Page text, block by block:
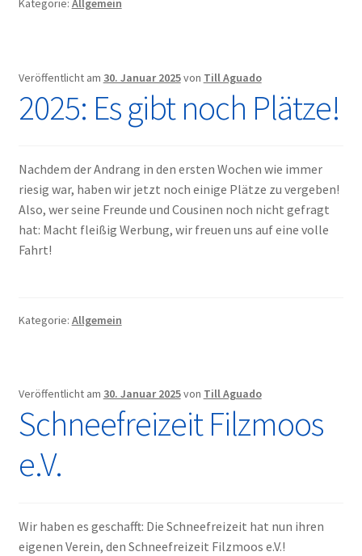
Kategorie: Allgemein
Veröffentlicht am 30. Januar 2025von Till Aguado
2025: Es gibt noch Plätze!
Nachdem der Andrang in den ersten Wochen wie immer
riesig war, haben wir jetzt noch einige Plätze zu vergeben!
Also, wer seine Freunde und Cousinen noch nicht gefragt
hat: Macht fleißig Werbung, wir freuen uns auf eine volle
Fahrt!
Kategorie: Allgemein
Veröffentlicht am 30. Januar 2025von Till Aguado
Schneefreizeit Filzmoos
e.V.
Wir haben es geschafft: Die Schneefreizeit hat nun ihren
eigenen Verein, den Schneefreizeit Filzmoos e.V.!